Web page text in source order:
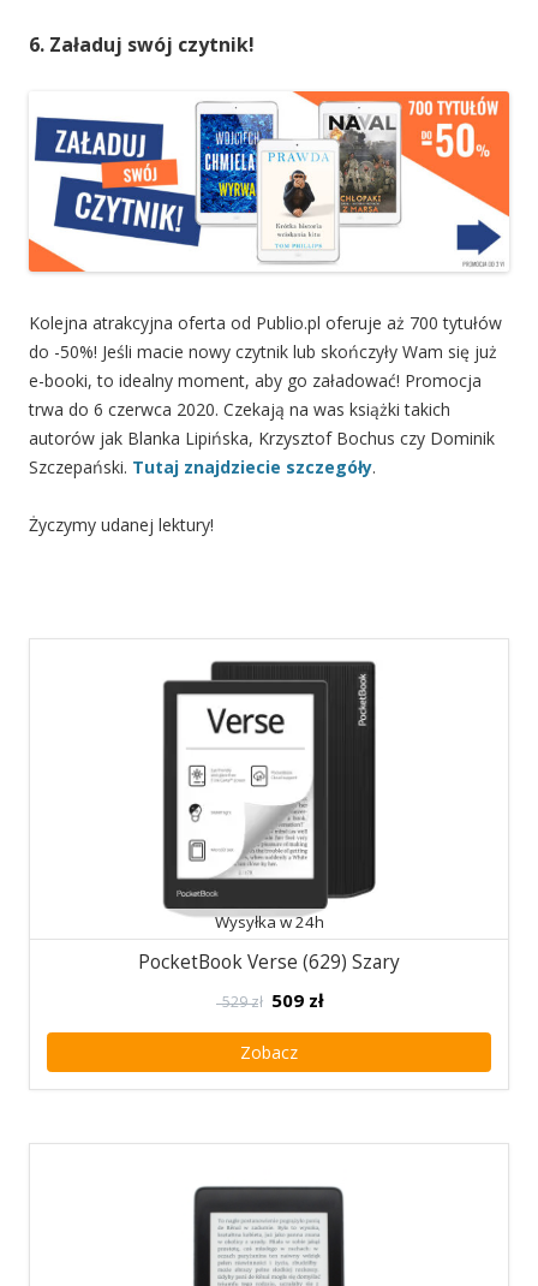
6. Załaduj swój czytnik!
Kolejna atrakcyjna oferta od Publio.pl oferuje aż 700 tytułów
do -50%! Jeśli macie nowy czytnik lub skończyły Wam się już
e-booki, to idealny moment, aby go załadować! Promocja
trwa do 6 czerwca 2020. Czekają na was książki takich
autorów jak Blanka Lipińska, Krzysztof Bochus czy Dominik
Szczepański. Tutaj znajdziecie szczegóły.
Życzymy udanej lektury!
Wysyłka w 24h
PocketBook Verse (629) Szary
529 zł 509 zł
Zobacz